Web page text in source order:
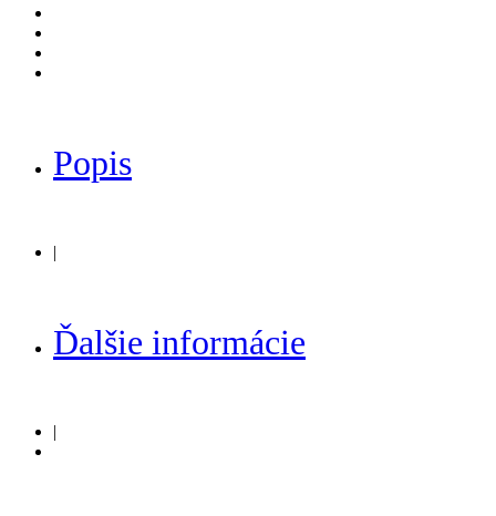
Popis
|
Ďalšie informácie
|